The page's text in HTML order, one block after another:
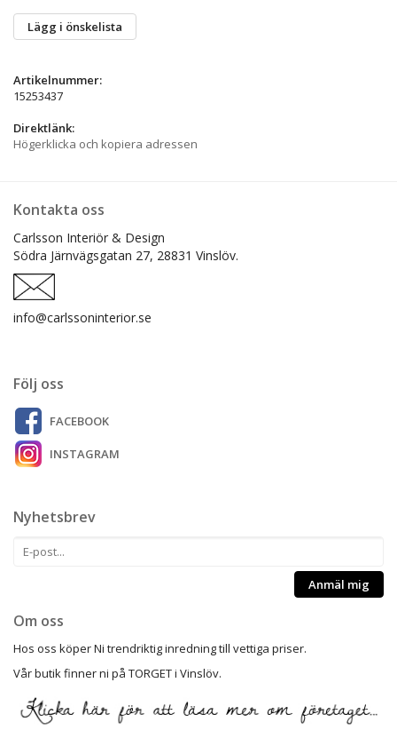
Lägg i önskelista
Artikelnummer:
15253437
Direktlänk:
Högerklicka och kopiera adressen
Kontakta oss
Carlsson Interiör & Design
Södra Järnvägsgatan 27, 28831 Vinslöv.
info@carlssoninterior.se
Följ oss
FACEBOOK
INSTAGRAM
Nyhetsbrev
Anmäl mig
Om oss
Hos oss köper Ni trendriktig inredning till vettiga priser.
Vår butik finner ni på TORGET i Vinslöv.